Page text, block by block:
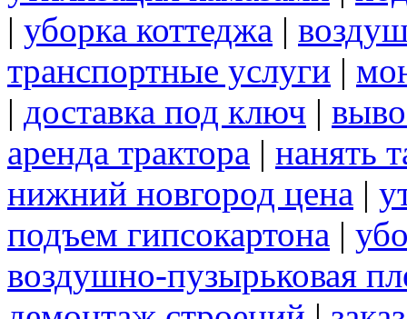
| уборка коттеджа |
транспортные услуги |
| доставка под ключ |
аренда трактора | нанять
нижний новгород цена |
подъем гипсокартона |
воздушно-пузырьковая